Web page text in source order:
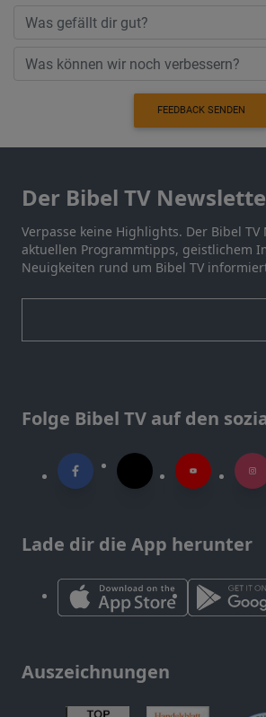
FEEDBACK SENDEN
Der Bibel TV
Verpasse keine Highlights. Der Bibel
aktuellen Programmtipps, geistlichem
Neuigkeiten rund um Bibel TV
Folge Bibel TV auf den
Lade dir die App herunter
Auszeichnungen